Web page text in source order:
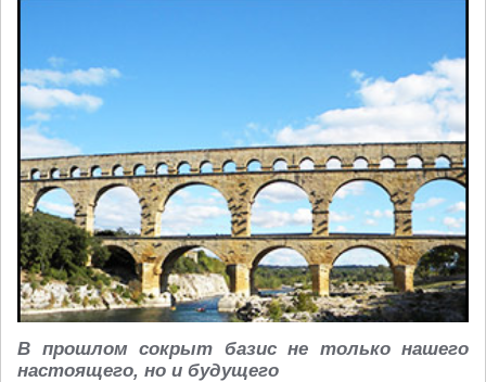
В прошлом сокрыт базис не только нашего
настоящего, но и будущего